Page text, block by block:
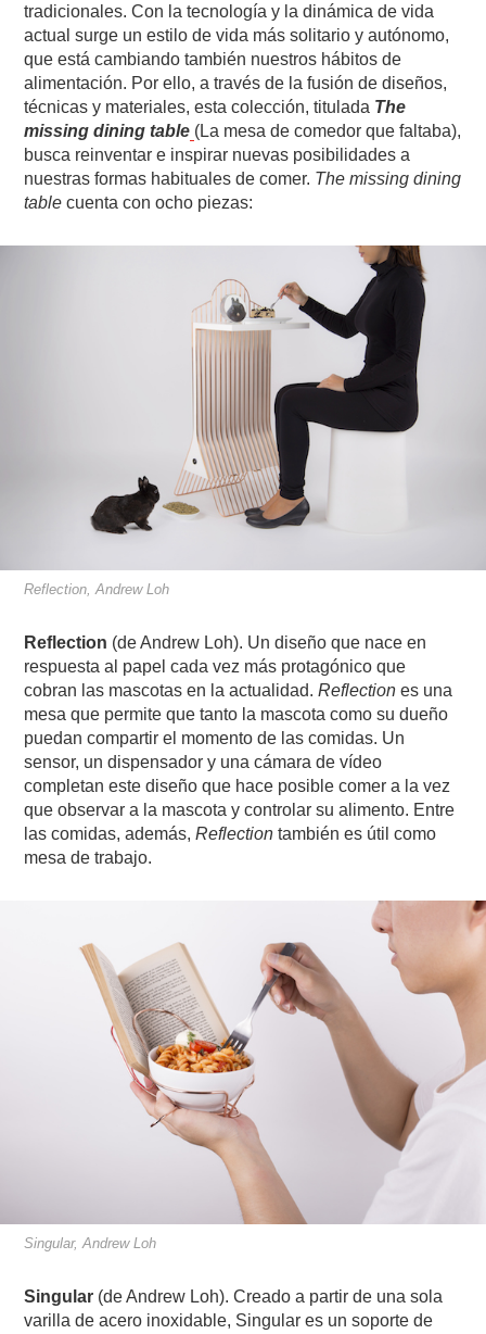
tradicionales. Con la tecnología y la dinámica de vida
actual surge un estilo de vida más solitario y autónomo,
que está cambiando también nuestros hábitos de
alimentación. Por ello, a través de la fusión de diseños,
técnicas y materiales, esta colección, titulada The
missing dining table (La mesa de comedor que faltaba),
busca reinventar e inspirar nuevas posibilidades a
nuestras formas habituales de comer. The missing dining
table cuenta con ocho piezas:
Reflection, Andrew Loh
Reflection (de Andrew Loh). Un diseño que nace en
respuesta al papel cada vez más protagónico que
cobran las mascotas en la actualidad.Reflection es una
mesa que permite que tanto la mascota como su dueño
puedan compartir el momento de las comidas. Un
sensor, un dispensador y una cámara de vídeo
completan este diseño que hace posible comer a la vez
que observar a la mascota y controlar su alimento. Entre
las comidas, además,Reflectiontambién es útil como
mesa de trabajo.
Singular, Andrew Loh
Singular (de Andrew Loh). Creado a partir de una sola
varilla de acero inoxidable, Singular es un soporte de